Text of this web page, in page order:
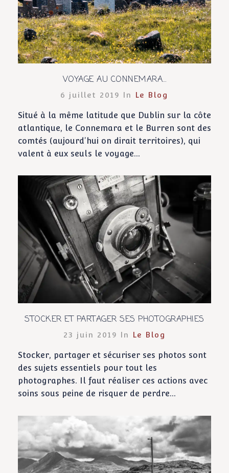
VOYAGE AU CONNEMARA…
6 juillet 2019 In Le Blog
Situé à la même latitude que Dublin sur la côte
atlantique, le Connemara et le Burren sont des
comtés (aujourd'hui on dirait territoires), qui
valent à eux seuls le voyage...
STOCKER ET PARTAGER SES PHOTOGRAPHIES
23 juin 2019 In Le Blog
Stocker, partager et sécuriser ses photos sont
des sujets essentiels pour tout les
photographes. Il faut réaliser ces actions avec
soins sous peine de risquer de perdre...